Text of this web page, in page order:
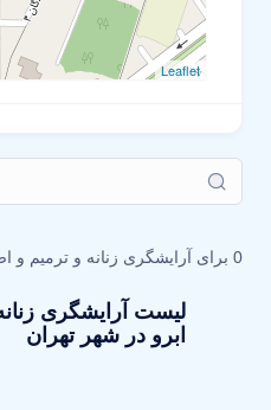
Leaflet
0 برای آرایشگری زنانه و ترمیم و
لیست آرایشگری
ابرو در شهر تهران